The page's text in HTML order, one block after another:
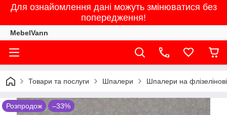
Для ознайомлення дані можуть змінюватися без
попередження!
MebelVann
Товари та послуги Шпалери Шпалери на
Розпродож –33%